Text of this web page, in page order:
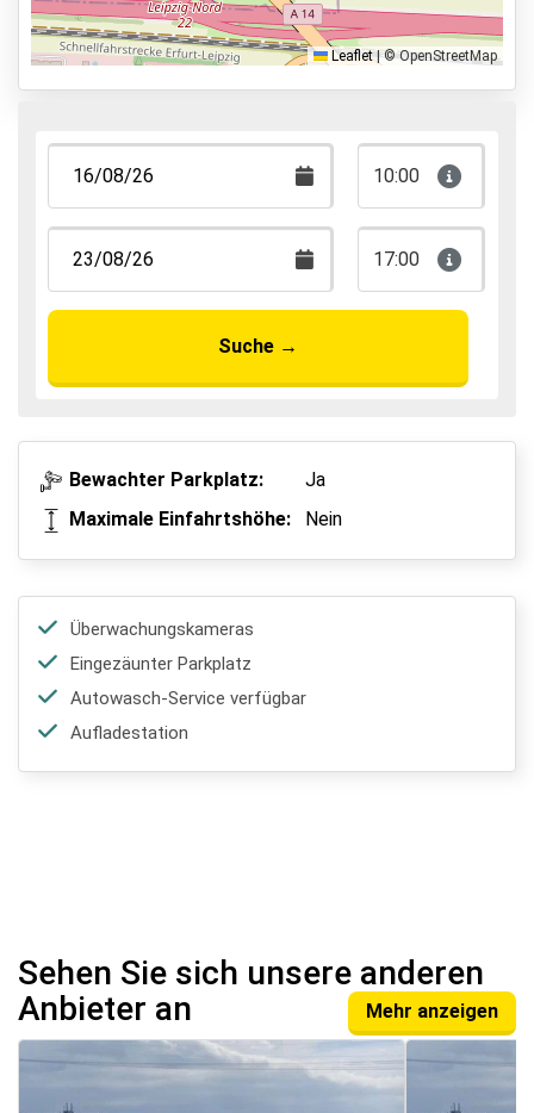
Park & Walk
Park, Sleep & Fly
Leaflet |© OpenStreetMap
10:00
17:00
Suche →
Bewachter Parkplatz:
Ja
Maximale Einfahrtshöhe:
Nein
Überwachungskameras
Eingezäunter Parkplatz
Autowasch-Service verfügbar
Aufladestation
Sehen Sie sich unsere anderen
Anbieter an
Mehr anzeigen